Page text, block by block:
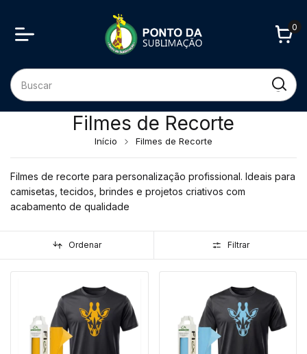
0
Filmes de Recorte
Início Filmes de Recorte
Filmes de recorte para personalização profissional. Ideais para
camisetas, tecidos, brindes e projetos criativos com
acabamento de qualidade
Ordenar Filtrar